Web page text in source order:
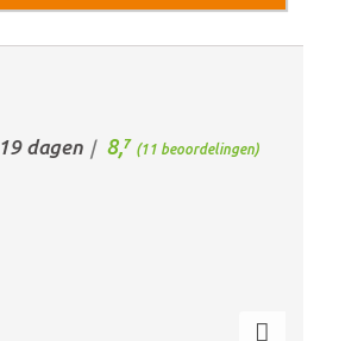
19 dagen / 8,7 (11 beoordelingen)